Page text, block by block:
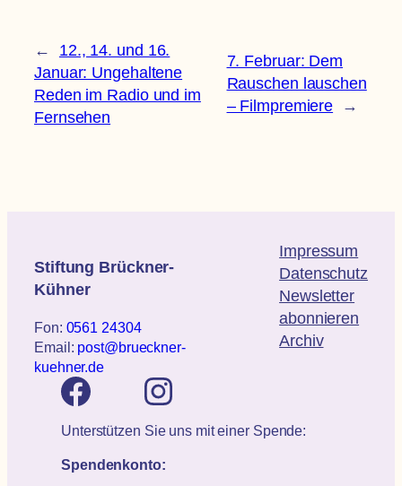
←
12., 14. und 16.
Januar: Ungehaltene
Reden im Radio und im
Fernsehen
7. Februar: Dem
Rauschen lauschen
– Filmpremiere
→
Stiftung Brückner-
Kühner
Fon: 0561 24304
Email: post@brueckner-
kuehner.de
Impressum
Datenschutz
Newsletter
abonnieren
Archiv
Unterstützen Sie uns mit einer Spende:
Spendenkonto: